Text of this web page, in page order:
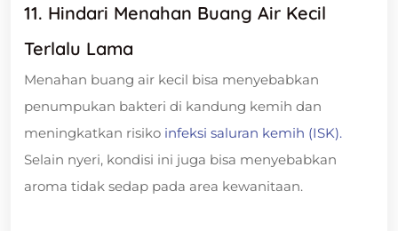
11. Hindari Menahan Buang Air Kecil
Terlalu Lama
Menahan buang air kecil bisa menyebabkan
penumpukan bakteri di kandung kemih dan
meningkatkan risiko infeksi saluran kemih (ISK).
Selain nyeri, kondisi ini juga bisa menyebabkan
aroma tidak sedap pada area kewanitaan.